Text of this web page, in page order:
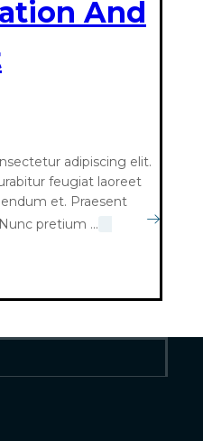
And
adipiscing elit.
feugiat laoreet
et. Praesent
pretium ...